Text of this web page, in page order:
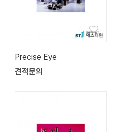
Precise Eye
견적문의